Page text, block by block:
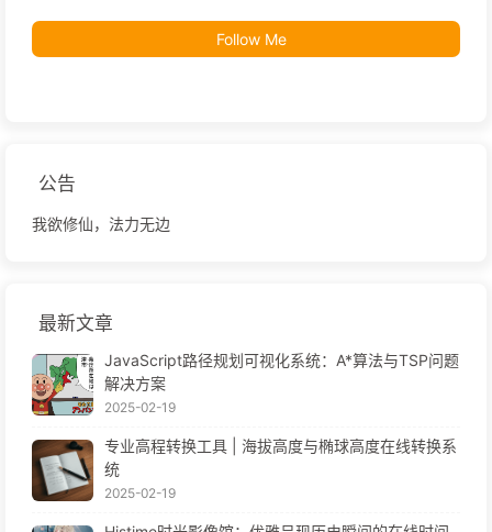
Follow Me
公告
我欲修仙，法力无边
最新文章
JavaScript路径规划可视化系统：A*算法与TSP问题
解决方案
2025-02-19
专业高程转换工具 | 海拔高度与椭球高度在线转换系
统
2025-02-19